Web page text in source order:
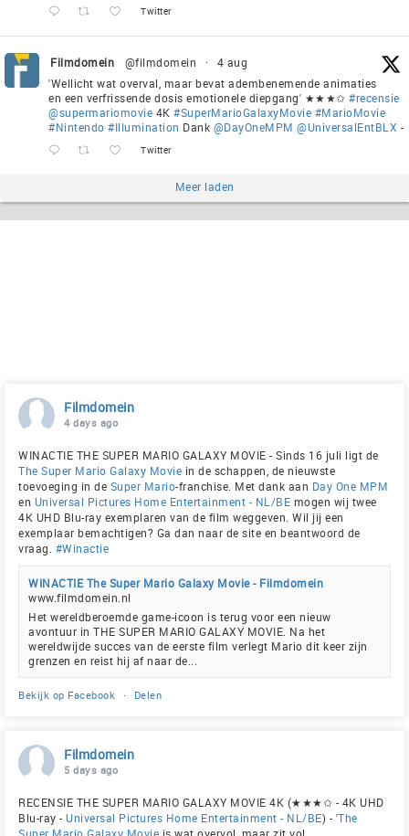
Twitter
Filmdomein @filmdomein ·
4 aug
'Wellicht wat overval, maar bevat adembenemende animaties
en een verfrissende dosis emotionele diepgang' ★★★✩ #recensie
@supermariomovie 4K #SuperMarioGalaxyMovie #MarioMovie
#Nintendo #Illumination Dank @DayOneMPM @UniversalEntBLX -
Twitter
Meer laden
Filmdomein
4 days ago
WINACTIE THE SUPER MARIO GALAXY MOVIE - Sinds 16 juli ligt de
The Super Mario Galaxy Movie in de schappen, de nieuwste
toevoeging in de Super Mario-franchise. Met dank aan Day One MPM
en Universal Pictures Home Entertainment - NL/BE mogen wij twee
4K UHD Blu-ray exemplaren van de film weggeven. Wil jij een
exemplaar bemachtigen? Ga dan naar de site en beantwoord de
vraag. #Winactie
WINACTIE The Super Mario Galaxy Movie - Filmdomein
www.filmdomein.nl
Het wereldberoemde game-icoon is terug voor een nieuw
avontuur in THE SUPER MARIO GALAXY MOVIE. Na het
wereldwijde succes van de eerste film verlegt Mario dit keer zijn
grenzen en reist hij af naar de...
Bekijk op Facebook · Delen
Filmdomein
5 days ago
RECENSIE THE SUPER MARIO GALAXY MOVIE 4K (★★★✩ - 4K UHD
Blu-ray - Universal Pictures Home Entertainment - NL/BE) - 'The
Super Mario Galaxy Movie is wat overvol, maar zit vol